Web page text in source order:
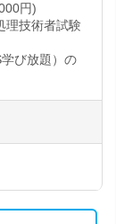
円)
理技術者試験
び放題）の